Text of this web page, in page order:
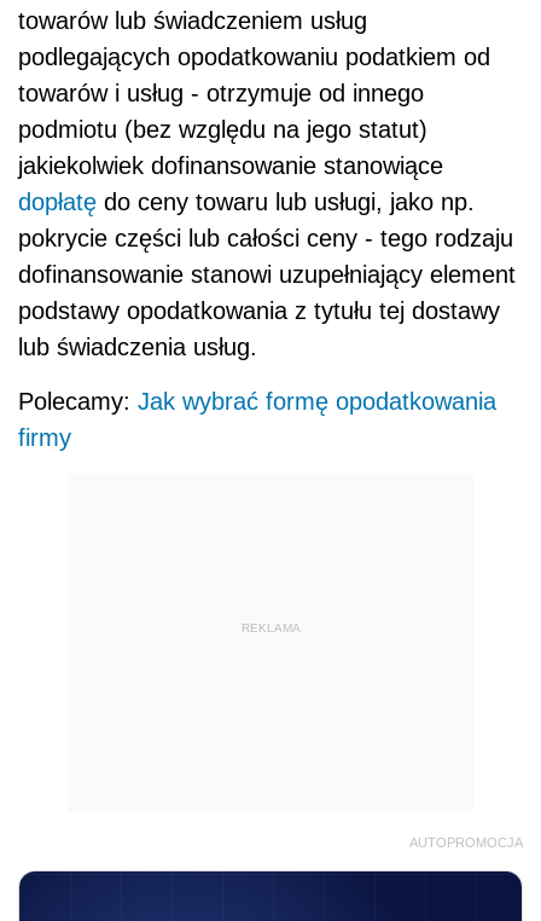
towarów lub świadczeniem usług
podlegających opodatkowaniu podatkiem od
towarów i usług - otrzymuje od innego
podmiotu (bez względu na jego statut)
jakiekolwiek dofinansowanie stanowiące
dopłatę do ceny towaru lub usługi, jako np.
pokrycie części lub całości ceny - tego rodzaju
dofinansowanie stanowi uzupełniający element
podstawy opodatkowania z tytułu tej dostawy
lub świadczenia usług.
Polecamy: Jak wybrać formę opodatkowania
firmy
REKLAMA
AUTOPROMOCJA